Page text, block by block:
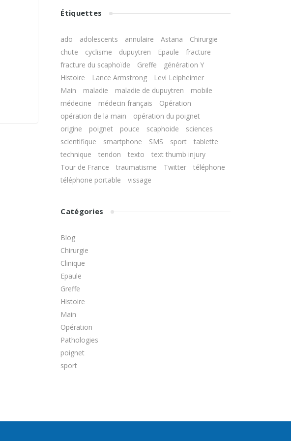
Kyste Mucoïde des Doigts
Maladie de Dupuytren
Rhizathrose ou Arthrose de
Rugby Finger ou Jersey Finger
Calcification de l’épaule
DU VOLLEY-BALL ET
DU HAND-BALL
Étiquettes
ado adolescents annulaire Astana
Chirurgie
chute
cyclisme dupuytren Epaule
fracture
fracture du scaphoïde
Greffe
génération Y
Histoire
Lance Armstrong
Levi Leipheimer
Main
maladie maladie de dupuytren
mobile
médecine
médecin français
Opération
opération de la main
opération du poignet
origine
poignet pouce scaphoide
sciences
scientifique
smartphone SMS sport
tablette
technique
tendon texto
text thumb injury
Tour de France
traumatisme Twitter
téléphone
téléphone portable
vissage
Catégories
Blog
Chirurgie
Clinique
Epaule
Greffe
Histoire
Main
Opération
Pathologies
poignet
sport